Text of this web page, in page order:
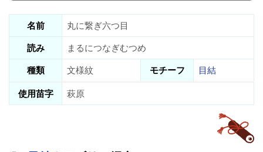
名前
丸に繋ぎ六つ目
読み
まるにつなぎむつめ
種類
文様紋 モチーフ
目結
使用苗字
萩原